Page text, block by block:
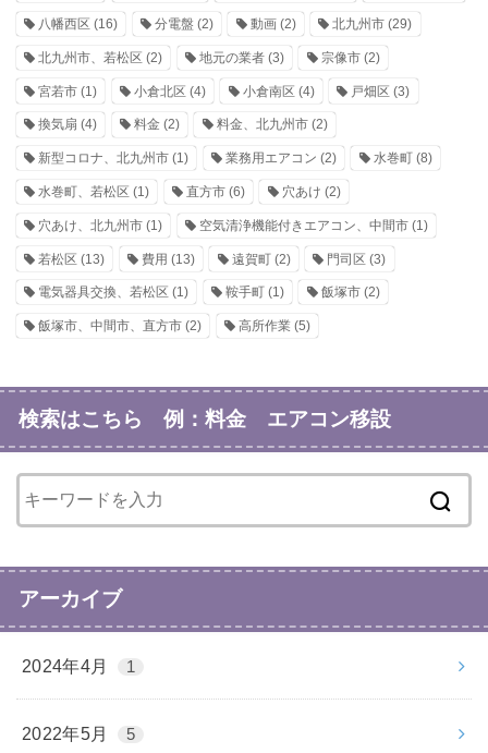
八幡西区 (16) 分電盤 (2) 動画(2) 北九州市 (29)
北九州市、若松区 (2) 地元の業者(3) 宗像市(2)
宮若市 (1) 小倉北区 (4) 小倉南区 (4) 戸畑区 (3)
換気扇 (4) 料金 (2) 料金、北九州市(2)
新型コロナ、北九州市 (1) 業務用エアコン (2) 水巻町(8)
水巻町、若松区 (1) 直方市(6) 穴あけ (2)
穴あけ、北九州市 (1) 空気清浄機能付きエアコン、中間市(1)
若松区 (13) 費用 (13) 遠賀町(2) 門司区 (3)
電気器具交換、若松区 (1) 鞍手町(1) 飯塚市(2)
飯塚市、中間市、直方市 (2) 高所作業(5)
検索はこちら 例：料金 エアコン移設
アーカイブ
2024年4月 1
2022年5月 5